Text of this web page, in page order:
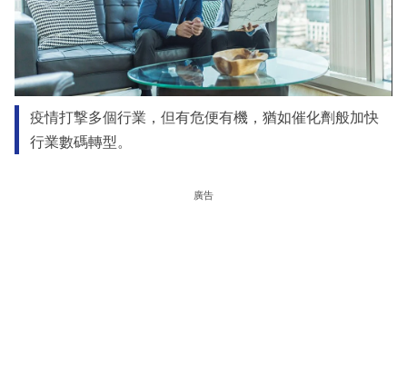
疫情打撃多個行業，但有危便有機，猶如催化劑般加快
行業數碼轉型。
廣告